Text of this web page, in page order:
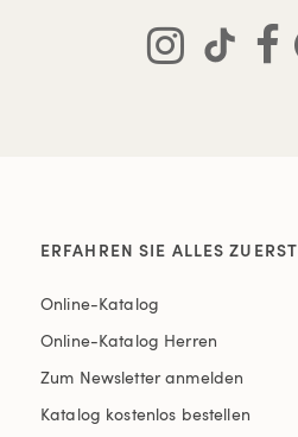
ERFAHREN SIE ALLES ZUERST
Online-Katalog
Online-Katalog Herren
Zum Newsletter anmelden
Katalog kostenlos bestellen